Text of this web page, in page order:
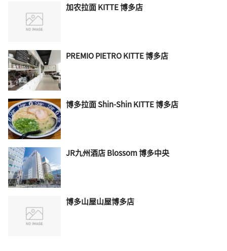
加农拉面 KITTE 博多店
PREMIO PIETRO KITTE 博多店
博多拉面 Shin-Shin KITTE 博多店
JR九州酒店 Blossom 博多中央
博多山屋山屋博多店